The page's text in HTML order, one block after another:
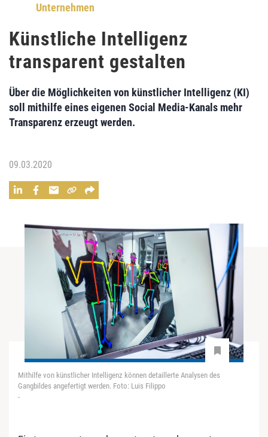
Unternehmen
Künstliche Intelligenz
transparent gestalten
Über die Möglichkeiten von künstlicher Intelligenz (KI)
soll mithilfe eines eigenen Social Media-Kanals mehr
Transparenz erzeugt werden.
09.03.2020
Mithilfe von künstlicher Intelligenz können detaillerte Analysen des
Gangbildes angefertigt werden. Foto: Luis Filippo
-